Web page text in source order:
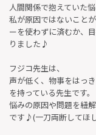
人間関係で抱えていた
私が原因ではないこと
ーを使わずに済むか、
りました♪
フジコ先生は、
声が低く、物事をはっ
を持っている先生です。
悩みの原因や問題を紐
です♪(一刀両断してほ